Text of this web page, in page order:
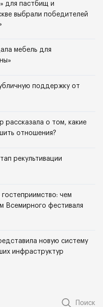
для пастбищ и
выбрали победителей
мебель для
поддержку от
рассказала о том, какие
отношения?
рекультивации
гостеприимство: чем
Всемирного фестиваля
новую систему
инфраструктур
Поиск